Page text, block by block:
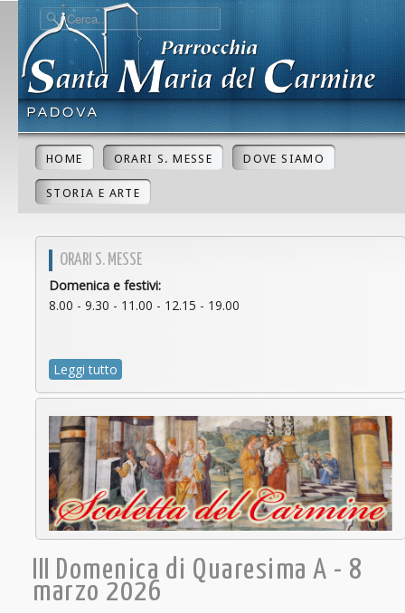
HOME ORARI S. MESSE DOVE SIAMO
STORIA E ARTE
ORARI S. MESSE
Domenica e festivi:
8.00 - 9.30 - 11.00 - 12.15 - 19.00
Leggi tutto
III Domenica di Quaresima A - 8
marzo 2026